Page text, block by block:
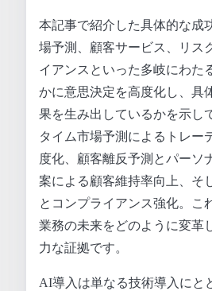
本記事で紹介した具体的な成
場予測、顧客サービス、リス
イアンスといった多岐にわた
かに意思決定を高度化し、具
果を生み出しているかを示し
タイム市場予測によるトレー
度化、顧客離反予測とパーソ
案による顧客維持率向上、そ
とコンプライアンス強化。こ
業務の未来をどのように変革
力な証拠です。
AI導入は単なる技術導入にと